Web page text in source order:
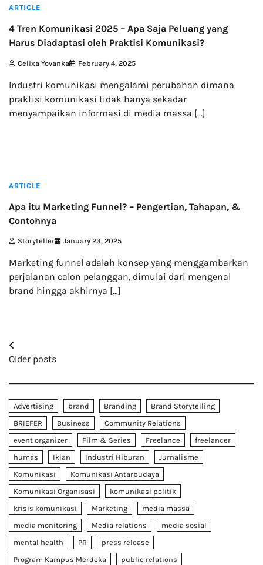
ARTICLE
4 Tren Komunikasi 2025 – Apa Saja Peluang yang
Harus Diadaptasi oleh Praktisi Komunikasi?
Celixa Yovanka February 4, 2025
Industri komunikasi mengalami perubahan dimana
praktisi komunikasi tidak hanya sekadar
menyampaikan informasi di media massa […]
ARTICLE
Apa itu Marketing Funnel? – Pengertian, Tahapan, &
Contohnya
Storyteller January 23, 2025
Marketing funnel adalah konsep yang menggambarkan
perjalanan calon pelanggan, dimulai dari mengenal
brand hingga akhirnya […]
Posts
navigation
Older posts
Advertising brand Branding
Brand Storytelling
BRIEFER
Business
Community Relations
event organizer
Film & Series Freelance
freelancer
humas
Iklan Industri Hiburan
Jurnalisme
Komunikasi
Komunikasi Antarbudaya
Komunikasi Organisasi
komunikasi politik
krisis komunikasi
Marketing
media massa
media monitoring
Media relations
media sosial
mental health
PR
press release
Program Kampus Merdeka
public relations